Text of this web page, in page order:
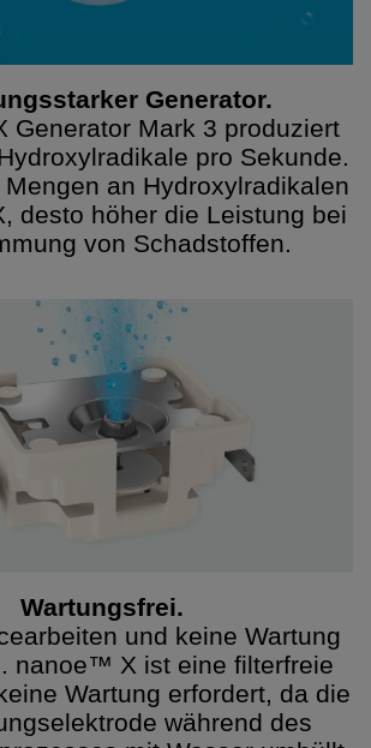
Generator.
Generator Mark 3 produziert
pro Sekunde.
an Hydroxylradikalen
desto höher die Leistung bei
von Schadstoffen.
Wartungsfrei.
und keine Wartung
nanoe™ X ist eine filterfreie
Wartung erfordert, da die
während des